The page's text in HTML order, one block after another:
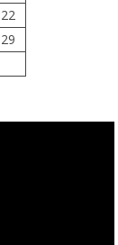
22
29